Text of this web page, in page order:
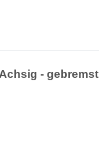
- gebremst